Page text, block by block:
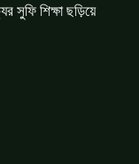
সুফি শিক্ষা ছড়িয়ে